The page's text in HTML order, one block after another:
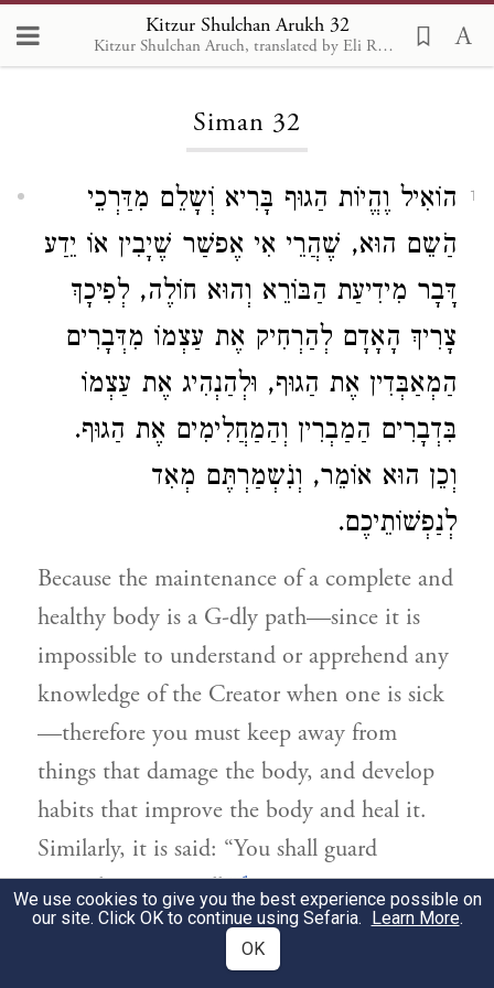
Kitzur Shulchan Arukh 32
Kitzur Shulchan Aruch, translated by Eli Rubin.
Loading...
Siman 32
1
הוֹאִיל וֶהֱיוֹת הַגוּף בָּרִיא וְֹשָלֵם מִדַּרְכֵי
הַֹשֵם הוּא, שֶׁהֲרֵי אִי אֶפשַׁר שֶׁיָבִין אוֹ יֵדַע
דָּבָר מִידִיעַת הַבּוֹרֵא וְהוּא חוֹלֶה, לְפִיכָךְ
צָרִיךְ הָאָדָם לְהַרְחִיק אֶת עַצְמוֹ מִדְּבָרִים
הַמְאַבְּדִין אֶת הַגוּף, וּלְהַנְהִיג אֶת עַצְמוֹ
בִּדְבָרִים הַמַבְרִין וְהַמַחֲלִימִים אֶת הַגוּף.
וְכֵן הוּא אוֹמֵר, וְנִֹשְמַרְתֶּם מְאִד
לְנַפְשׁוֹתֵיכֶם.
Because the maintenance of a complete and
healthy body is a G-dly path—since it is
impossible to understand or apprehend any
knowledge of the Creator when one is sick
—therefore you must keep away from
things that damage the body, and develop
habits that improve the body and heal it.
Similarly, it is said: “You shall guard
yourselves very well.”1
הַבּוֹרֵא בָּרוּךְ הוּא וּבָּרוּךְ שְׁמוֹ, בָּרָא אֶת
We use cookies to give you the best experience possible on
our site. Click OK to continue using Sefaria. Learn More.
OK